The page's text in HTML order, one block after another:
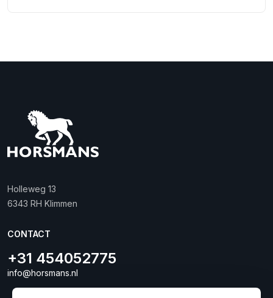
Holleweg 13
6343 RH Klimmen
CONTACT
+31 454052775
info@horsmans.nl